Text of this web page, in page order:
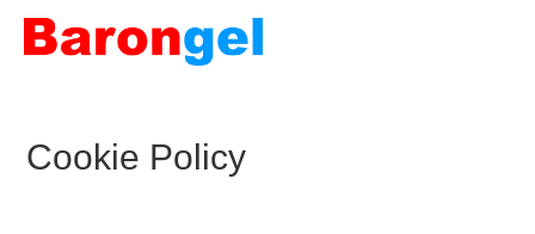
Cookie Policy